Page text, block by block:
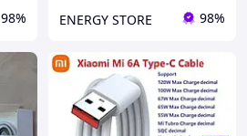
98% ENERGY STORE 98%